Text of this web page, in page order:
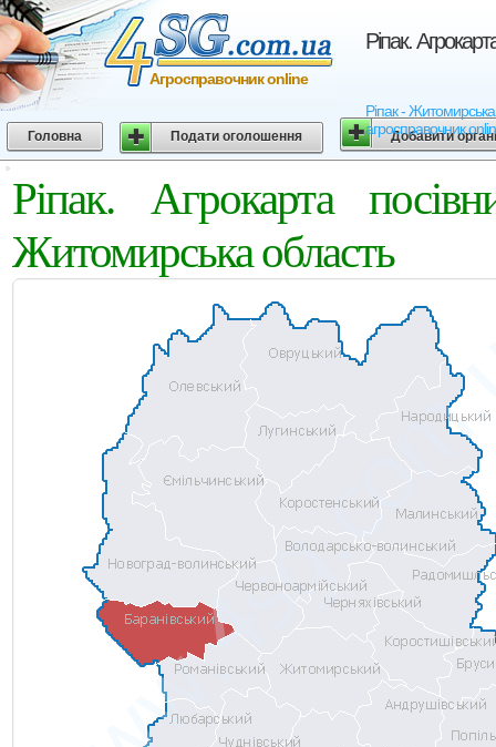
Ріпак.
Ріпак - Житомирська
агросправочник
Агросправочник online
Головна Подати оголошення Добавити
Ріпак. Агрокарта
Житомирська область